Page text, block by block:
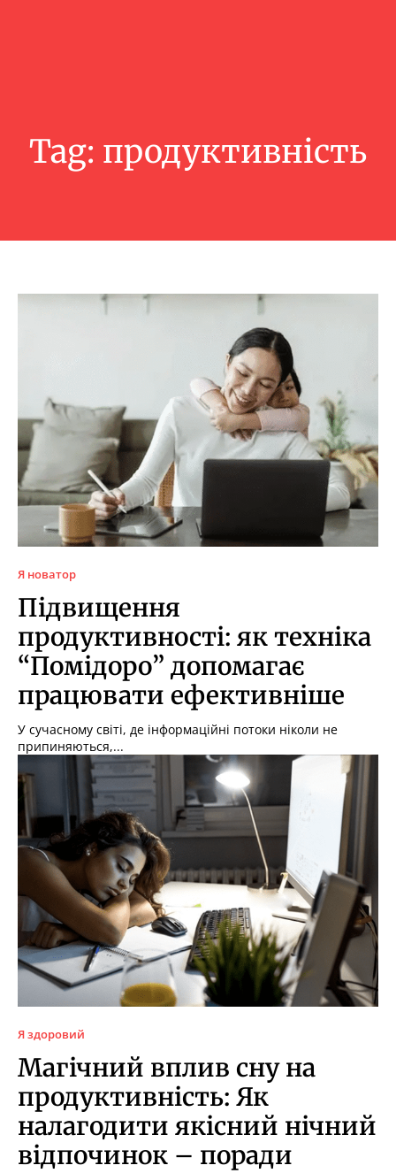
Tag: продуктивність
Я новатор
Підвищення
продуктивності: як техніка
“Помідоро” допомагає
працювати ефективніше
У сучасному світі, де інформаційні потоки ніколи не
припиняються,...
Я здоровий
Магічний вплив сну на
продуктивність: Як
налагодити якісний нічний
відпочинок – поради